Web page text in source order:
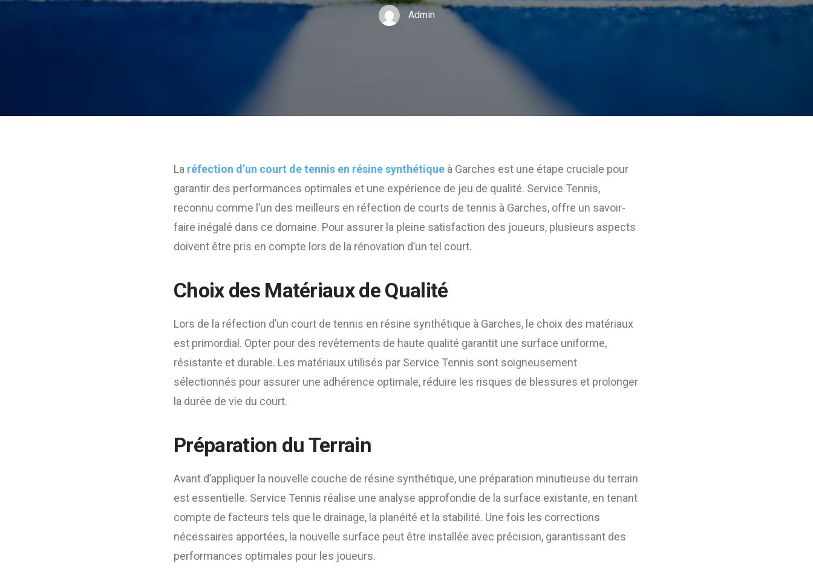
Admin
La réfection d’un court de tennis en résine synthétique à Garches est une étape cruciale pour
garantir des performances optimales et une expérience de jeu de qualité. Service Tennis,
reconnu comme l’un des meilleurs en réfection de courts de tennis à Garches, offre un savoir-
faire inégalé dans ce domaine. Pour assurer la pleine satisfaction des joueurs, plusieurs aspects
doivent être pris en compte lors de la rénovation d’un tel court.
Choix des Matériaux de Qualité
Lors de la réfection d’un court de tennis en résine synthétique à Garches, le choix des matériaux
est primordial. Opter pour des revêtements de haute qualité garantit une surface uniforme,
résistante et durable. Les matériaux utilisés par Service Tennis sont soigneusement
sélectionnés pour assurer une adhérence optimale, réduire les risques de blessures et prolonger
la durée de vie du court.
Préparation du Terrain
Avant d’appliquer la nouvelle couche de résine synthétique, une préparation minutieuse du terrain
est essentielle. Service Tennis réalise une analyse approfondie de la surface existante, en tenant
compte de facteurs tels que le drainage, la planéité et la stabilité. Une fois les corrections
nécessaires apportées, la nouvelle surface peut être installée avec précision, garantissant des
performances optimales pour les joueurs.